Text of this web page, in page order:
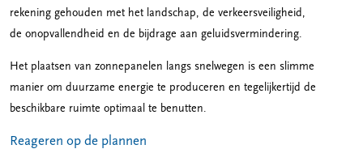
rekening gehouden met het landschap, de verkeersveiligheid,
de onopvallendheid en de bijdrage aan geluidsvermindering.
Het plaatsen van zonnepanelen langs snelwegen is een slimme
manier om duurzame energie te produceren en tegelijkertijd de
beschikbare ruimte optimaal te benutten.
Reageren op de plannen